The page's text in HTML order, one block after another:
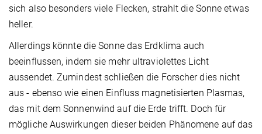
sich also besonders viele Flecken, strahlt die Sonne etwas
heller.
Allerdings könnte die Sonne das Erdklima auch
beeinflussen, indem sie mehr ultraviolettes Licht
aussendet. Zumindest schließen die Forscher dies nicht
aus - ebenso wie einen Einfluss magnetisierten Plasmas,
das mit dem Sonnenwind auf die Erde trifft. Doch für
mögliche Auswirkungen dieser beiden Phänomene auf das